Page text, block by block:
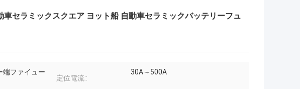
セラミックスクエア ヨット船 自動車セラミックバッテリーフュ
端ファイュー
定位電流::
30A～500A